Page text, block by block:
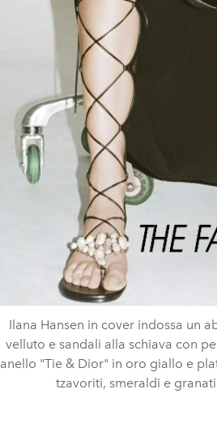
Ilana Hansen in cover indossa un
velluto e sandali alla schiava con
anello "Tie & Dior" in oro giallo e
tzavoriti, smeraldi e